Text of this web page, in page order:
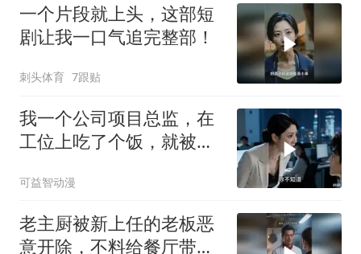
一个片段就上头，这部短
剧让我一口气追完整部！
刺头体育 7跟贴
我一个公司项目总监，在
工位上吃了个饭，就被新
可益智动漫
老主厨被新上任的老板恶
意开除，不料给餐厅带来